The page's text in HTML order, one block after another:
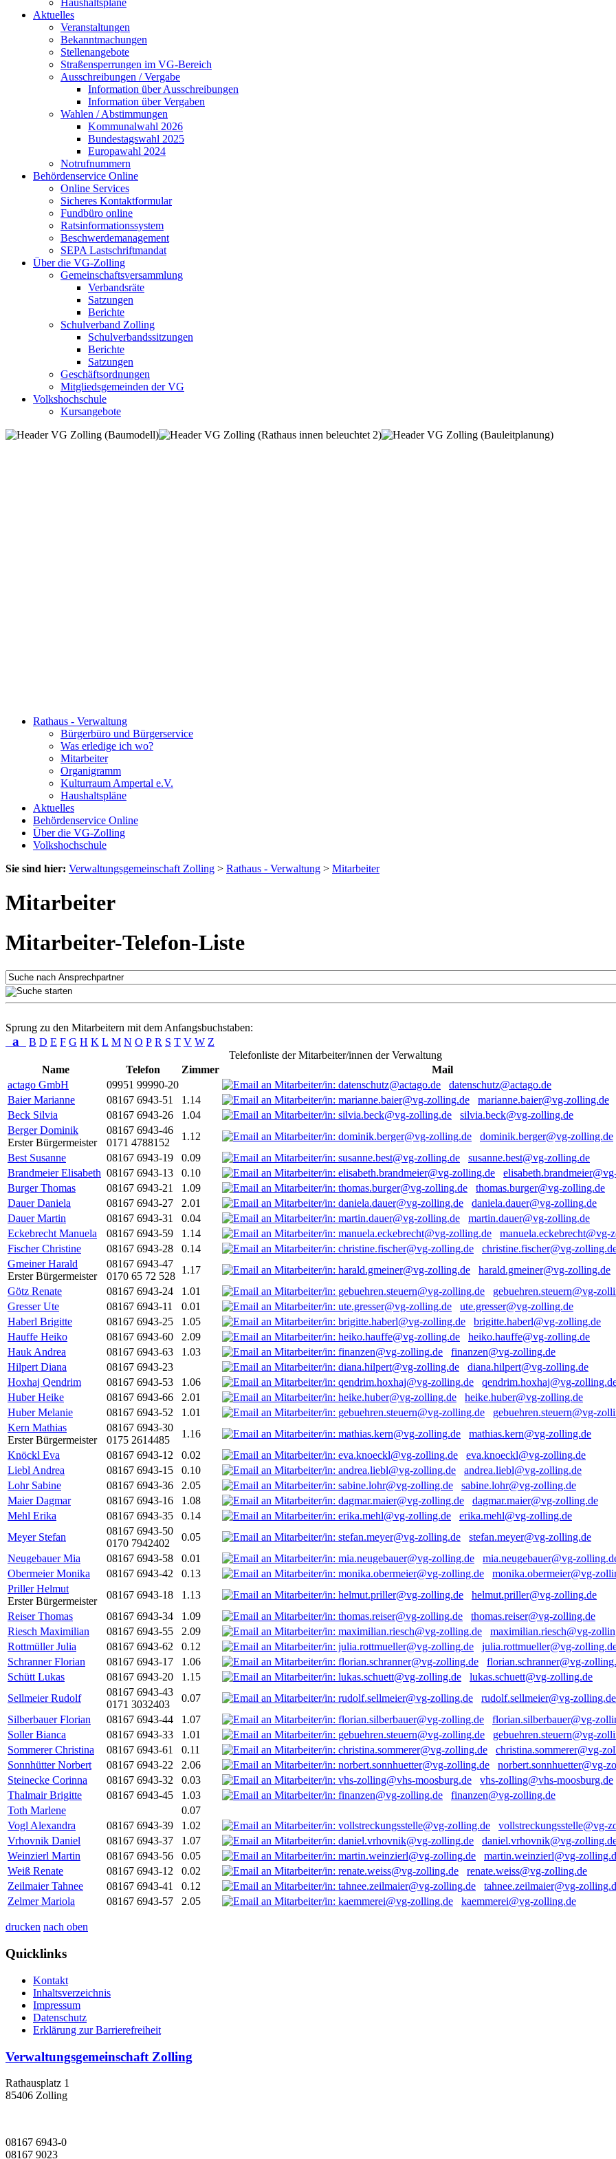
Haushaltspläne
Aktuelles
Veranstaltungen
Bekanntmachungen
Stellenangebote
Straßensperrungen im VG-Bereich
Ausschreibungen / Vergabe
Information über Ausschreibungen
Information über Vergaben
Wahlen / Abstimmungen
Kommunalwahl 2026
Bundestagswahl 2025
Europawahl 2024
Notrufnummern
Behördenservice Online
Online Services
Sicheres Kontaktformular
Fundbüro online
Ratsinformationssystem
Beschwerdemanagement
SEPA Lastschriftmandat
Über die VG-Zolling
Gemeinschaftsversammlung
Verbandsräte
Satzungen
Berichte
Schulverband Zolling
Schulverbandssitzungen
Berichte
Satzungen
Geschäftsordnungen
Mitgliedsgemeinden der VG
Volkshochschule
Kursangebote
Rathaus - Verwaltung
Bürgerbüro und Bürgerservice
Was erledige ich wo?
Mitarbeiter
Organigramm
Kulturraum Ampertal e.V.
Haushaltspläne
Aktuelles
Behördenservice Online
Über die VG-Zolling
Volkshochschule
Sie sind hier: Verwaltungsgemeinschaft Zolling > Rathaus - Verwaltung > Mitarbeiter
Mitarbeiter
Mitarbeiter-Telefon-Liste
Sprung zu den Mitarbeitern mit dem Anfangsbuchstaben:
a B D E F G H K L M N O P R S T V W Z
Telefonliste der Mitarbeiter/innen der Verwaltung
Name
Telefon Zimmer
Mail
actago GmbH
09951 99990-20
datenschutz@actago.de
Baier Marianne
08167 6943-51 1.14
marianne.baier@vg-zolling.de
Beck Silvia
08167 6943-26 1.04
silvia.beck@vg-zolling.de
Berger Dominik
Erster Bürgermeister
08167 6943-46
0171 4788152
1.12
dominik.berger@vg-zolling.de
Best Susanne
08167 6943-19 0.09
susanne.best@vg-zolling.de
Brandmeier Elisabeth 08167 6943-13 0.10
Burger Thomas
08167 6943-21 1.09
thomas.burger@vg-zolling.de
Dauer Daniela
08167 6943-27 2.01
daniela.dauer@vg-zolling.de
Dauer Martin
08167 6943-31 0.04
martin.dauer@vg-zolling.de
Eckebrecht Manuela
08167 6943-59 1.14
manuela.eckebrecht@vg-
Fischer Christine
08167 6943-28 0.14
christine.fischer@vg-
Gmeiner Harald
Erster Bürgermeister
08167 6943-47
0170 65 72 528
1.17
harald.gmeiner@vg-zolling.de
Götz Renate
08167 6943-24 1.01
gebuehren.steuern@vg-
Gresser Ute
08167 6943-11 0.01
ute.gresser@vg-zolling.de
Haberl Brigitte
08167 6943-25 1.05
brigitte.haberl@vg-zolling.de
Hauffe Heiko
08167 6943-60 2.09
heiko.hauffe@vg-zolling.de
Hauk Andrea
08167 6943-63 1.03
finanzen@vg-zolling.de
Hilpert Diana
08167 6943-23
diana.hilpert@vg-zolling.de
Hoxhaj Qendrim
08167 6943-53 1.06
qendrim.hoxhaj@vg-
Huber Heike
08167 6943-66 2.01
heike.huber@vg-zolling.de
Huber Melanie
08167 6943-52 1.01
gebuehren.steuern@vg-
Kern Mathias
Erster Bürgermeister
08167 6943-30
0175 2614485
1.16
mathias.kern@vg-zolling.de
Knöckl Eva
08167 6943-12 0.02
eva.knoeckl@vg-zolling.de
Liebl Andrea
08167 6943-15 0.10
andrea.liebl@vg-zolling.de
Lohr Sabine
08167 6943-36 2.05
sabine.lohr@vg-zolling.de
Maier Dagmar
08167 6943-16 1.08
dagmar.maier@vg-zolling.de
Mehl Erika
08167 6943-35 0.14
erika.mehl@vg-zolling.de
Meyer Stefan
08167 6943-50
0170 7942402
0.05
stefan.meyer@vg-zolling.de
Neugebauer Mia
08167 6943-58 0.01
mia.neugebauer@vg-
Obermeier Monika
08167 6943-42 0.13
monika.obermeier@vg-
Priller Helmut
Erster Bürgermeister
08167 6943-18 1.13
helmut.priller@vg-zolling.de
Reiser Thomas
08167 6943-34 1.09
thomas.reiser@vg-zolling.de
Riesch Maximilian
08167 6943-55 2.09
maximilian.riesch@vg-
Rottmüller Julia
08167 6943-62 0.12
julia.rottmueller@vg-
Schranner Florian
08167 6943-17 1.06
florian.schranner@vg-
Schütt Lukas
08167 6943-20 1.15
lukas.schuett@vg-zolling.de
Sellmeier Rudolf
08167 6943-43
0171 3032403
0.07
rudolf.sellmeier@vg-zolling.de
Silberbauer Florian
08167 6943-44 1.07
florian.silberbauer@vg-
Soller Bianca
08167 6943-33 1.01
gebuehren.steuern@vg-
Sommerer Christina
08167 6943-61 0.11
christina.sommerer@vg-
Sonnhütter Norbert
08167 6943-22 2.06
norbert.sonnhuetter@vg-
Steinecke Corinna
08167 6943-32 0.03
vhs-zolling@vhs-moosburg.de
Thalmair Brigitte
08167 6943-45 1.03
finanzen@vg-zolling.de
Toth Marlene
0.07
Vogl Alexandra
08167 6943-39 1.02
vollstreckungsstelle@vg-
Vrhovnik Daniel
08167 6943-37 1.07
daniel.vrhovnik@vg-
Weinzierl Martin
08167 6943-56 0.05
martin.weinzierl@vg-
Weiß Renate
08167 6943-12 0.02
renate.weiss@vg-zolling.de
Zeilmaier Tahnee
08167 6943-41 0.12
tahnee.zeilmaier@vg-
Zelmer Mariola
08167 6943-57 2.05 kaemmerei@vg-zolling.de
drucken nach oben
Quicklinks
Kontakt
Inhaltsverzeichnis
Impressum
Datenschutz
Erklärung zur Barrierefreiheit
Verwaltungsgemeinschaft Zolling
Rathausplatz 1
85406 Zolling
08167 6943-0
08167 9023